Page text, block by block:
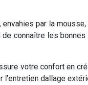
par la
connaître les
votre confort en
dallage